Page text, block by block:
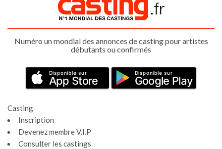
Numéro un mondial des annonces de casting pour artistes
débutants ou confirmés
Disponible sur
App Store
Disponible sur
Google Play
Casting
Inscription
Devenez membre V.I.P
Consulter les castings